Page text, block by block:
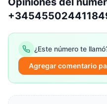
¿Este número te
Agregar comentario